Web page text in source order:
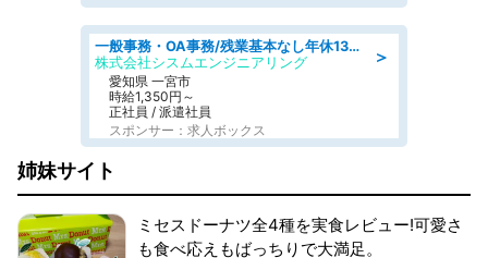
＞
一般事務・OA事務/残業基本なし年休130日社保完備の一般・調達事務
株式会社シスムエンジニアリング
愛知県 一宮市
時給1,350円～
正社員 / 派遣社員
スポンサー：求人ボックス
姉妹サイト
ミセスドーナツ全4種を実食レビュー!可愛さ
も食べ応えもばっちりで大満足。